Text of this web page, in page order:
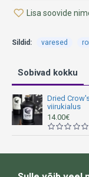
mugavust: see
toekat ja kindlat
Lisa soovide
Sildid: varesed
Sobivad kokku
Dried
viirukialus
14.00€